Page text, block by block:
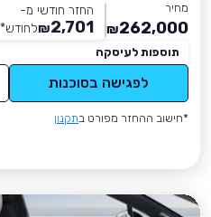
מחיר
262,000
₪
החזר חודשי מ-
2,701
₪לחודש*
תוספות לעיסקה
לפגישה בסוכנות
*חישוב ההחזר מפורט בתקנון